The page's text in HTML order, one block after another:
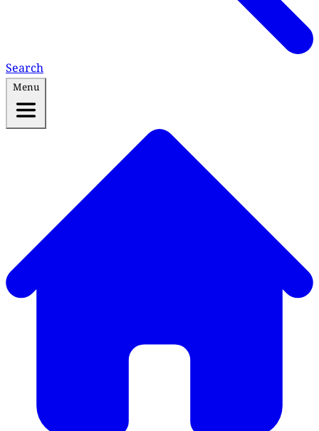
Search
Menu